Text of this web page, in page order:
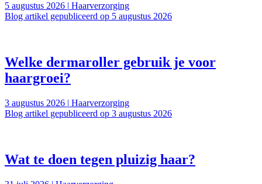
5 augustus 2026 | Haarverzorging
Blog artikel gepubliceerd op 5 augustus 2026
Welke dermaroller gebruik je voor
haargroei?
3 augustus 2026 | Haarverzorging
Blog artikel gepubliceerd op 3 augustus 2026
Wat te doen tegen pluizig haar?